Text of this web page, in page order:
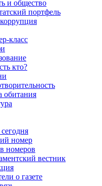
и общество
портфель
класс
кто?
обитания
номер
номеров
вестник
о газете